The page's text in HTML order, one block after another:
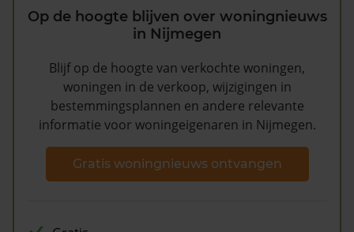
Op de hoogte blijven over woningnieuws
in Nijmegen
Blijf op de hoogte van verkochte woningen,
woningen in de verkoop, wijzigingen in
bestemmingsplannen en andere relevante
informatie voor woningeigenaren in Nijmegen.
Gratis woningnieuws ontvangen